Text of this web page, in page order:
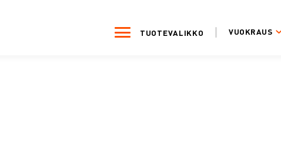
TUOTEVALIKKO
VUOKRAUS